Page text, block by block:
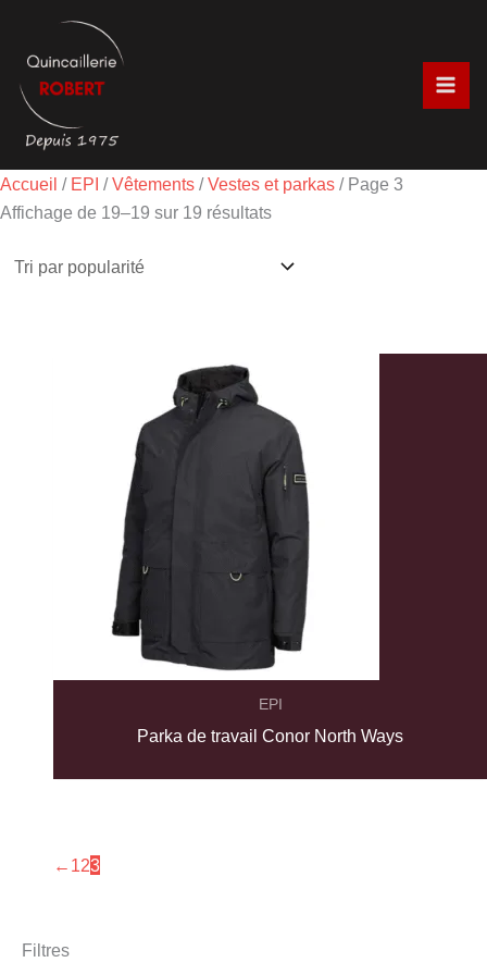
contenu
Filtres
Accueil / EPI /Vêtements /Vestes et parkas / Page 3
Affichage de 19–19 sur 19 résultats
EPI
Parka de travail Conor North Ways
← 123